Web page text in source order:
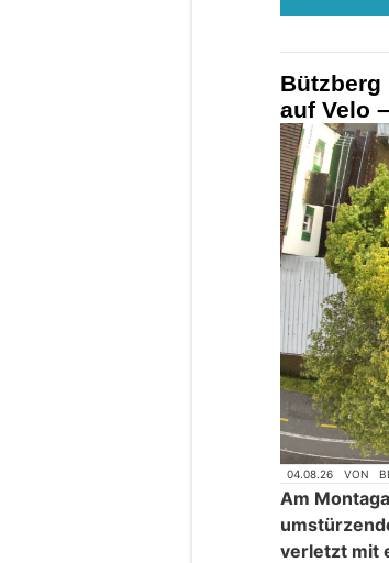
Bützberg
auf Velo
04.08.26 VON
Am
verletzt mit